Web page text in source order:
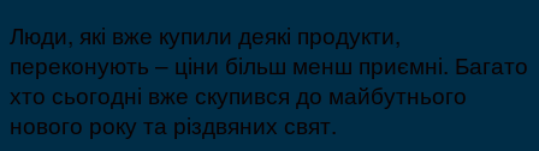
Люди, які вже купили деякі продукти,
переконують – ціни більш менш приємні. Багато
хто сьогодні вже скупився до майбутнього
нового року та різдвяних свят.